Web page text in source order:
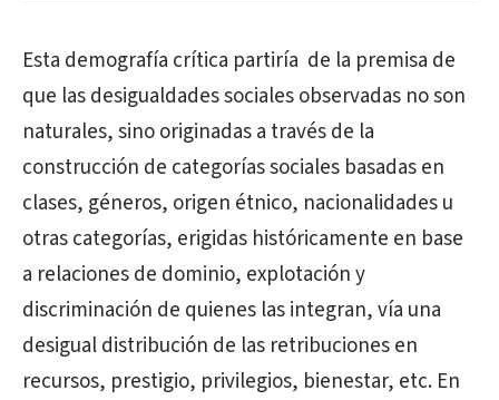
Esta demografía crítica partiría de la premisa de
que las desigualdades sociales observadas no son
naturales, sino originadas a través de la
construcción de categorías sociales basadas en
clases, géneros, origen étnico, nacionalidades u
otras categorías, erigidas históricamente en base
a relaciones de dominio, explotación y
discriminación de quienes las integran,vía una
desigual distribución de las retribuciones en
recursos, prestigio, privilegios, bienestar, etc. En